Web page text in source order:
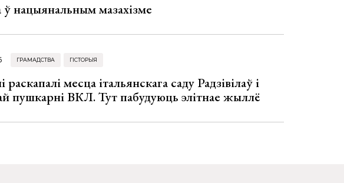
нацыянальным мазахізме
ГРАМАДСТВА ГІСТОРЫЯ
раскапалі месца італьянскага саду Радзівілаў і
пушкарні ВКЛ. Тут пабудуюць элітнае жыллё